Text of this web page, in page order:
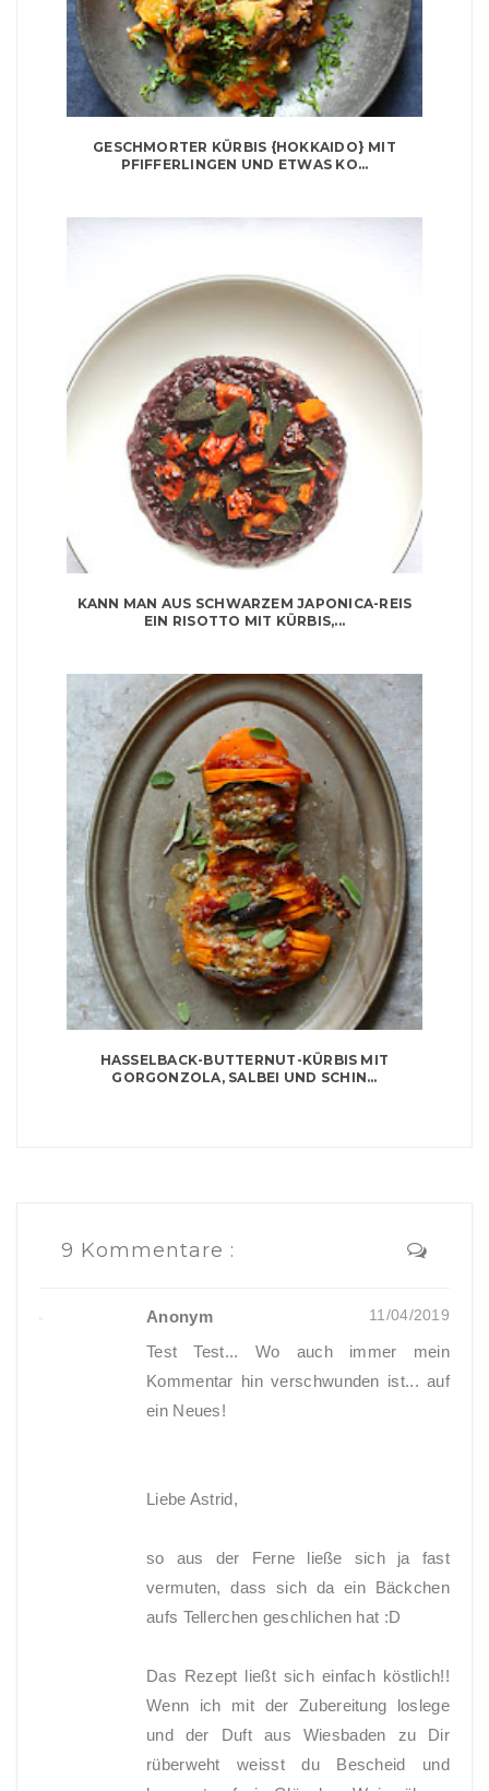
GESCHMORTER KÜRBIS {HOKKAIDO} MIT
PFIFFERLINGEN UND ETWAS KO...
KANN MAN AUS SCHWARZEM JAPONICA-REIS
EIN RISOTTO MIT KÜRBIS,...
HASSELBACK-BUTTERNUT-KÜRBIS MIT
GORGONZOLA, SALBEI UND SCHIN...
9 Kommentare :
Anonym 11/04/2019
Test Test... Wo auch immer mein
Kommentar hin verschwunden ist... auf
ein Neues!
Liebe Astrid,
so aus der Ferne ließe sich ja fast
vermuten, dass sich da ein Bäckchen
aufs Tellerchen geschlichen hat :D
Das Rezept ließt sich einfach köstlich!!
Wenn ich mit der Zubereitung loslege
und der Duft aus Wiesbaden zu Dir
rüberweht weisst du Bescheid und